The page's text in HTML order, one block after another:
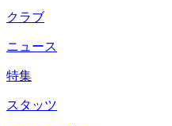
クラブ
ニュース
特集
スタッツ